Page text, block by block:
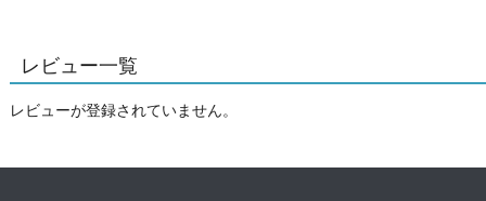
レビュー一覧
レビューが登録されていません。